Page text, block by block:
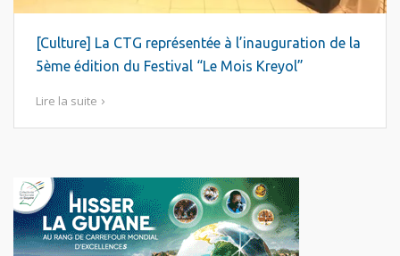
[Culture] La CTG représentée à l’inauguration de la
5ème édition du Festival “Le Mois Kreyol”
Lire la suite